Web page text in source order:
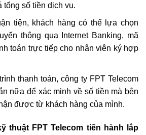
tổng số tiền dịch vụ.
tiện, khách hàng có thể lựa chọn
thông qua Internet Banking, mã
toán trực tiếp cho nhân viên ký hợp
thanh toán, công ty FPT Telecom
nữa để xác minh về số tiền mà bên
được từ khách hàng của mình.
thuật FPT Telecom tiến hành lắp